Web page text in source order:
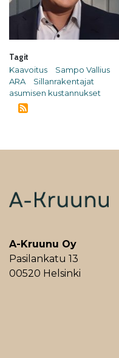
Tagit
Kaavoitus
Sampo Vallius
ARA
Sillanrakentajat
asumisen kustannukset
A-Kruunu Oy
Pasilankatu 13
00520 Helsinki